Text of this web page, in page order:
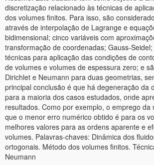
discretização relacionado às técnicas de
dos volumes finitos. Para isso, são
através de interpolação de Lagrange e
bidimensional; cinco variáveis com
transformação de coordenadas; Gauss-
técnicas para aplicação das condições de
de volumes e volumes de espessura zero; e
Dirichlet e Neumann para duas geometrias,
principal conclusão é que há degeneração
para a maioria dos casos estudados, onde
resultados. Como por exemplo, o emprego
que o menor erro numérico obtido é para os
melhores valores para as ordens aparente e
volumes. Palavras-chaves: Dinâmica dos
ortogonais. Método dos volumes finitos.
Neumann